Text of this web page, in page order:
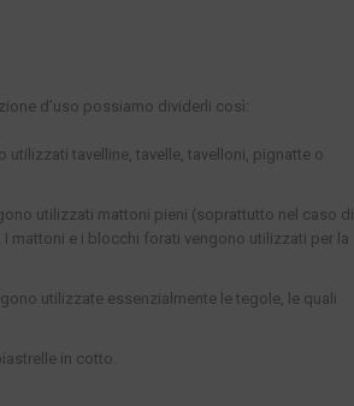
d’uso possiamo dividerli così:
utilizzati tavelline, tavelle, tavelloni, pignatte o
utilizzati mattoni pieni (soprattutto nel caso di
mattoni e i blocchi forati vengono utilizzati per la
utilizzate essenzialmente le tegole, le quali
in cotto.